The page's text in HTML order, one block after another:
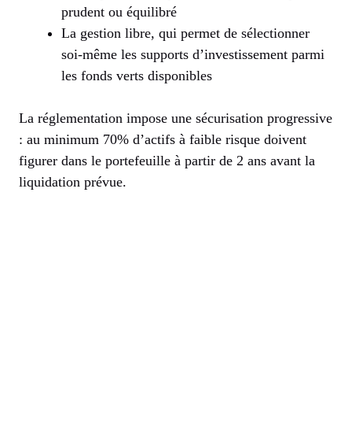
prudent ou équilibré
La gestion libre, qui permet de sélectionner
soi-même les supports d’investissement parmi
les fonds verts disponibles
La réglementation impose une sécurisation progressive
: au minimum 70% d’actifs à faible risque doivent
figurer dans le portefeuille à partir de 2 ans avant la
liquidation prévue.